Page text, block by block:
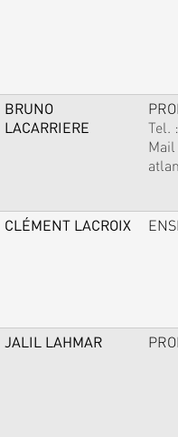
BRUNO
LACARRIERE
Tel. :
Mail
CLÉMENT LACROIX
JALIL LAHMAR